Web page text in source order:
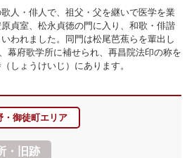
人・俳人で、祖父・父を継いで医学を業
貞室、松永貞徳の門に入り、和歌・俳諧
われました。同門は松尾芭蕉らを輩出し
幕府歌学所に補せられ、再昌院法印の称を
しょうけいじ）にあります。
・御徒町エリア
・旧跡